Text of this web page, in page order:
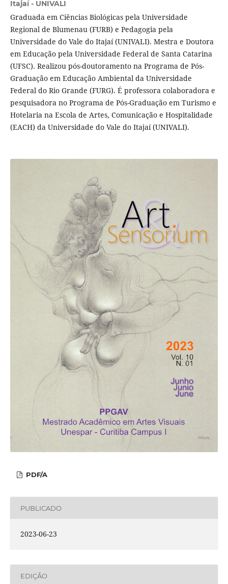
Itajaí - UNIVALI
Graduada em Ciências Biológicas pela Universidade
Regional de Blumenau (FURB) e Pedagogia pela
Universidade do Vale do Itajaí (UNIVALI). Mestra e Doutora
em Educação pela Universidade Federal de Santa Catarina
(UFSC). Realizou pós-doutoramento na Programa de Pós-
Graduação em Educação Ambiental da Universidade
Federal do Rio Grande (FURG). É professora colaboradora e
pesquisadora no Programa de Pós-Graduação em Turismo e
Hotelaria na Escola de Artes, Comunicação e Hospitalidade
(EACH) da Universidade do Vale do Itajaí (UNIVALI).
PDF/A
PUBLICADO
2023-06-23
EDIÇÃO